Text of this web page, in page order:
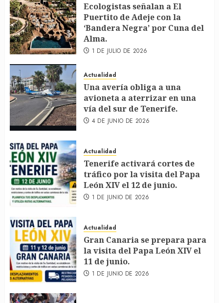
Ecologistas señalan a El
Puertito de Adeje con la
‘Bandera Negra’ por Cuna del
Alma.
1 DE JULIO DE 2026
Actualidad
Una avería obliga a una
avioneta a aterrizar en una
vía del sur de Tenerife.
4 DE JUNIO DE 2026
Actualidad
Tenerife activará cortes de
tráfico por la visita del Papa
León XIV el 12 de junio.
1 DE JUNIO DE 2026
Actualidad
Gran Canaria se prepara para
la visita del Papa León XIV el
11 de junio.
1 DE JUNIO DE 2026